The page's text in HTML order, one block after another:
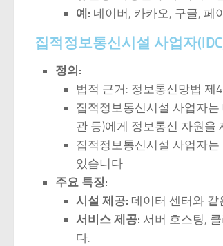
예: 네이버, 카카오, 구글, 페
집적정보통신시설 사업자
정의:
법적 근거: 정보통신망법 제
집적정보통신시설 사업자
관 등)에게 정보통신 자원을
집적정보통신시설 사업자
있습니다.
주요 특징:
시설 제공: 데이터 센터와
서비스 제공: 서버 호스팅,
다.